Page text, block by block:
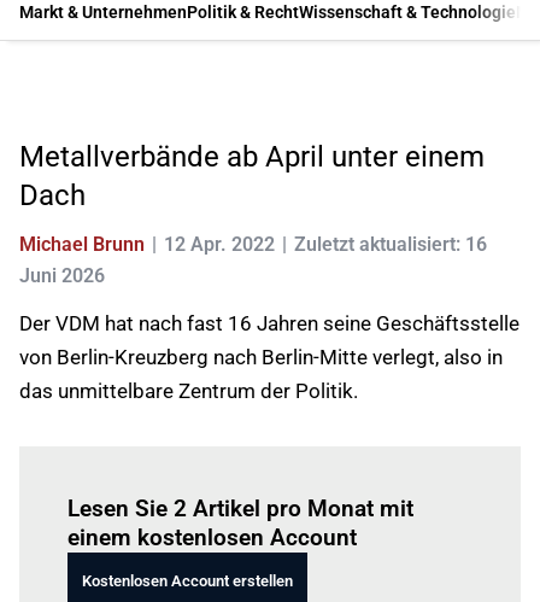
Markt & UnternehmenPolitik & RechtWissenschaft & Technologie
Metallverbände ab April unter einem
Dach
Michael Brunn 12 Apr. 2022
Zuletzt aktualisiert: 16
Juni 2026
Der VDM hat nach fast 16 Jahren seine Geschäftsstelle
von Berlin-Kreuzberg nach Berlin-Mitte verlegt, also in
das unmittelbare Zentrum der Politik.
Lesen Sie 2 Artikel pro Monat mit
einem kostenlosen Account
Kostenlosen Account erstellen